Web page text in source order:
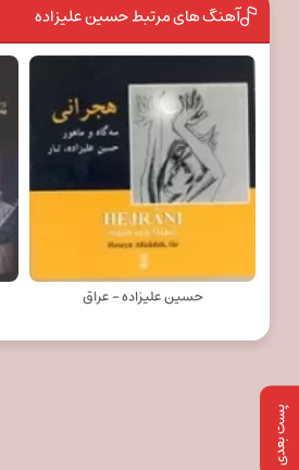
پست بعدی
آهنگ های مرتبط حسین علیزاده
حسین علیزاده - عراق